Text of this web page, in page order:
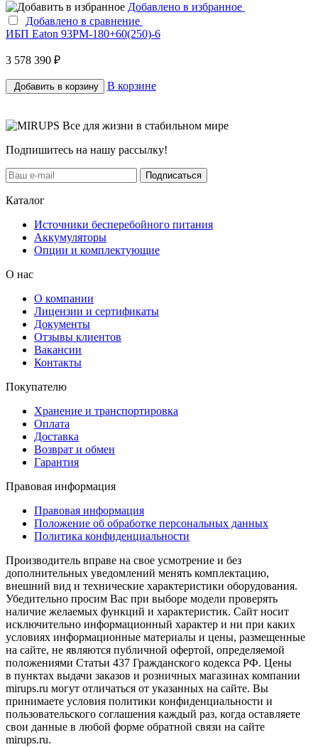
Добавлено в избранное
Добавлено в сравнение
ИБП Eaton 93PM-180+60(250)-6
3 578 390 ₽
Добавить в корзину В корзине
Все для жизни в стабильном мире
Подпишитесь на нашу рассылку!
Подписаться
Каталог
Источники бесперебойного питания
Аккумуляторы
Опции и комплектующие
О нас
О компании
Лицензии и сертификаты
Документы
Отзывы клиентов
Вакансии
Контакты
Покупателю
Хранение и транспортировка
Оплата
Доставка
Возврат и обмен
Гарантия
Правовая информация
Правовая информация
Положение об обработке персональных данных
Политика конфиденциальности
Производитель вправе на свое усмотрение и без
дополнительных уведомлений менять комплектацию,
внешний вид и технические характеристики оборудования.
Убедительно просим Вас при выборе модели проверять
наличие желаемых функций и характеристик. Сайт носит
исключительно информационный характер и ни при каких
условиях информационные материалы и цены, размещенные
на сайте, не являются публичной офертой, определяемой
положениями Статьи 437 Гражданского кодекса РФ. Цены
в пунктах выдачи заказов и розничных магазинах компании
mirups.ru могут отличаться от указанных на сайте. Вы
принимаете условия политики конфиденциальности и
пользовательского соглашения каждый раз, когда оставляете
свои данные в любой форме обратной связи на сайте
mirups.ru.